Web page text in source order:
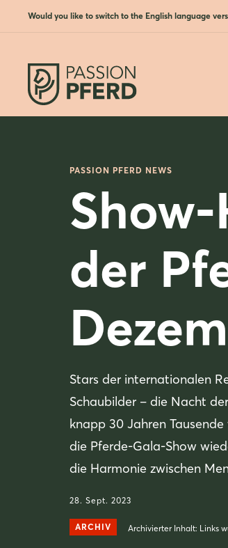
Would you like to switch to the English language
PASSION PFERD NEWS
der
Stars der internationalen
Schaubilder – die Nacht
knapp 30 Jahren
die Pferde-Gala-Show
die Harmonie zwischen
28. Sept. 2023
ARCHIV Archivierter Inhalt: Links